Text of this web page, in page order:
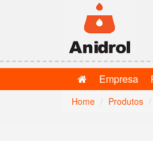
Empresa
Home Produtos